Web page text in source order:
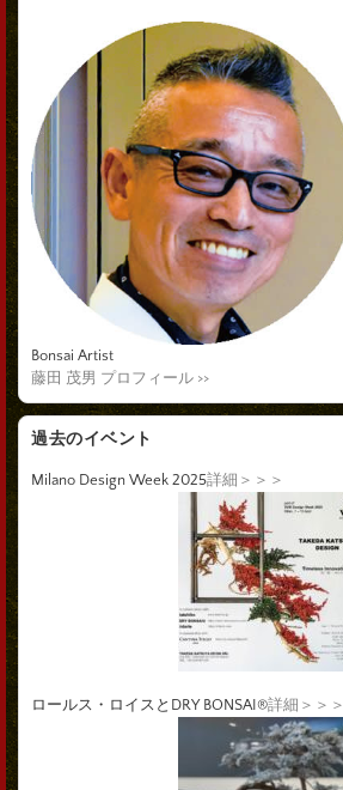
Bonsai Artist
藤田 茂男 プロフィール >>
過去のイベント
Milano Design Week 2025詳細＞＞＞
ロールス・ロイスとDRY BONSAI®詳細＞＞＞